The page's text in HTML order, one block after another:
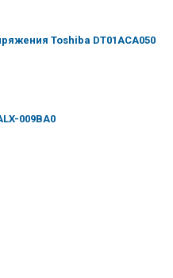
Toshiba DT01ACA050
009BA0